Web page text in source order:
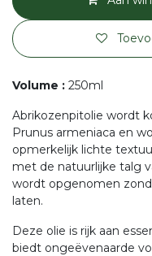
Volume : 250ml
Abrikozenpitolie wordt
Prunus armeniaca en
opmerkelijk lichte
met de natuurlijke talg
wordt opgenomen
laten.
Deze olie is rijk aan
biedt ongeëvenaarde